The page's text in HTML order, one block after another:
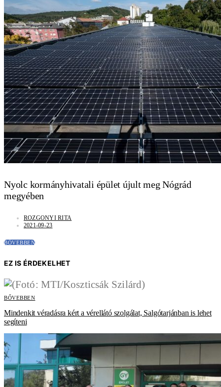
Nyolc kormányhivatali épület újult meg Nógrád
megyében
ROZGONYI RITA
2021-09-23
BŐVEBBEN
EZ IS ÉRDEKELHET
BŐVEBBEN
Mindenkit véradásra kért a vérellátó szolgálat, Salgótarjánban is lehet
segíteni